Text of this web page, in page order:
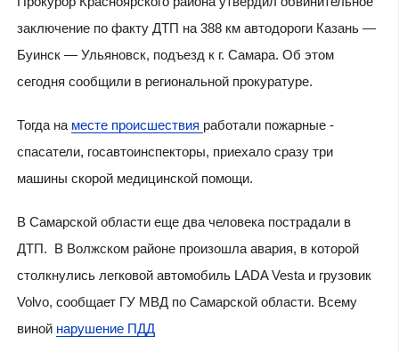
заключение по факту ДТП на 388 км автодороги Казань —
Буинск — Ульяновск, подъезд к г. Самара. Об этом
сегодня сообщили в региональной прокуратуре.
Тогда на месте происшествия работали пожарные -
спасатели, госавтоинспекторы, приехало сразу три
машины скорой медицинской помощи.
В Самарской области еще два человека пострадали в
ДТП. В Волжском районе произошла авария, в которой
столкнулись легковой автомобиль LADA Vesta и грузовик
Volvo, сообщает ГУ МВД по Самарской области. Всему
виной нарушение ПДД